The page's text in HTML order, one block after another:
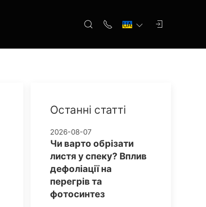
Останні статті
2026-08-07
Чи варто обрізати
листя у спеку? Вплив
дефоліації на
перегрів та
фотосинтез